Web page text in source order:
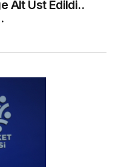
Alt Üst Edildi..